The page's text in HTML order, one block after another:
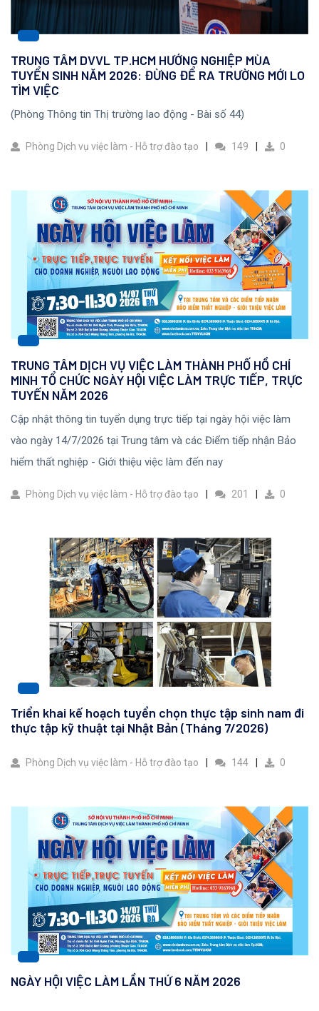
TRUNG TÂM DVVL TP.HCM HƯỚNG NGHIỆP MÙA
TUYỂN SINH NĂM 2026: ĐỪNG ĐỂ RA TRƯỜNG MỚI LO
TÌM VIỆC
(Phòng Thông tin Thị trường lao động - Bài số 44)
Phòng Dịch vụ việc làm - Hỗ trợ đào tạo 149 0
TRUNG TÂM DỊCH VỤ VIỆC LÀM THÀNH PHỐ HỒ CHÍ
MINH TỔ CHỨC NGÀY HỘI VIỆC LÀM TRỰC TIẾP, TRỰC
TUYẾN NĂM 2026
Cập nhật thông tin tuyển dụng trực tiếp tại ngày hội việc làm
vào ngày 14/7/2026 tại Trung tâm và các Điểm tiếp nhận Bảo
hiểm thất nghiệp - Giới thiệu việc làm đến nay
Phòng Dịch vụ việc làm - Hỗ trợ đào tạo 201 0
Triển khai kế hoạch tuyển chọn thực tập sinh nam đi
thực tập kỹ thuật tại Nhật Bản (Tháng 7/2026)
Phòng Dịch vụ việc làm - Hỗ trợ đào tạo 144 0
NGÀY HỘI VIỆC LÀM LẦN THỨ 6 NĂM 2026